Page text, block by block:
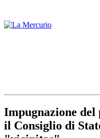
Impugnazione del
il Consiglio di